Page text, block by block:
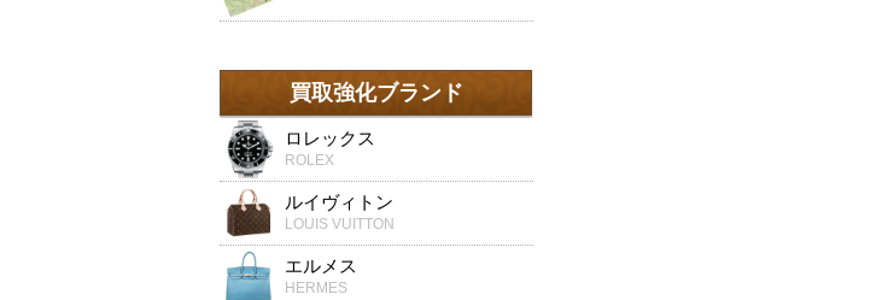
買取強化ブランド
ロレックス
ROLEX
ルイヴィトン
LOUIS VUITTON
エルメス
HERMES